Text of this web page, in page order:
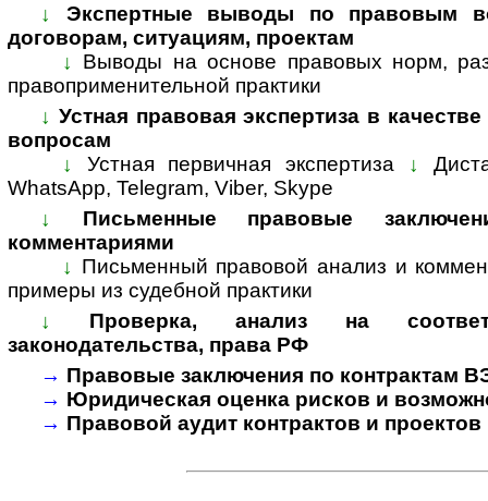
↓
Экспертные выводы по правовым
договорам, ситуациям, проектам
↓
Выводы на основе правовых норм,
пра­во­при­ме­ни­тель­ной прак­тики
↓ Устная правовая экспертиза в
вопросам
↓
Устная первичная экспертиза ↓
WhatsApp, Telegram, Viber, Skype
↓
Письменные правовые
комментариями
↓ Письменный правовой анализ и
примеры из судебной практики
↓
Проверка, анализ на
законодательства, права РФ
→ Правовые заключения по контрактам
→ Юридическая оценка рисков и
→ Правовой аудит контрактов и